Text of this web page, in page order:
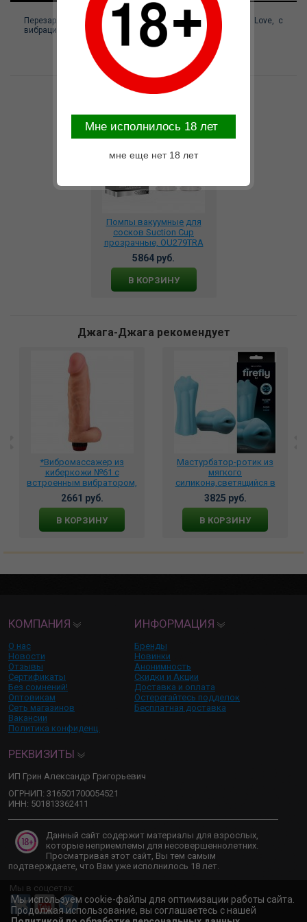
Перезаряжаемые виброприсоски на соски Baile Pretty Love, c
вибрацией, длина 7.2 см, диаметр 4.5 см
Возможные варианты замены
Помпы вакуумные для
сосков Suction Cup
прозрачные, OU279TRA
5864 руб.
В КОРЗИНУ
Джага-Джага рекомендует
*Вибромассажер из
киберкожи №61 с
встроенным вибратором,
3202-61
2661 руб.
В КОРЗИНУ
Мастурбатор-ротик из
мягкого
силикона,светящийся в
темноте Firefly - BJ - Blue
NSN-0486-37
3825 руб.
В КОРЗИНУ
КОМПАНИЯ
О нас
Новости
Отзывы
Сертификаты
Без сомнений!
Оптовикам
Сеть магазинов
Вакансии
Политика конфиденц.
ИНФОРМАЦИЯ
Бренды
Новинки
Анонимность
Скидки и Акции
Доставка и оплата
Остерегайтесь подделок
Бесплатная доставка
РЕКВИЗИТЫ
ИП Грин Александр Григорьевич
ОГРНИП: 316501700054521
ИНН: 501813362411
Данный сайт содержит материалы для взрослых,
которые неприемлемы для несовершеннолетних.
Просматривая этот сайт, Вы тем самым
подтверждаете, что Вам уже исполнилось 18 лет.
Мы в соцсетях:
Мы используем cookie-файлы для оптимизации работы сайта.
Продолжая использование, вы соглашаетесь с нашей
Mне исполнилось 18 лет
мне еще нет 18 лет